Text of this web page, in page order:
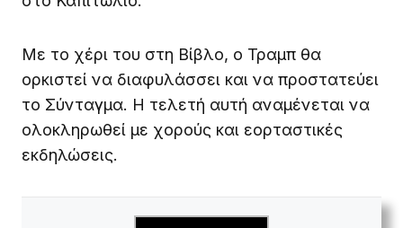
Με το χέρι του στη Βίβλο, ο Τραμπ θα
ορκιστεί να διαφυλάσσει και να προστατεύει
το Σύνταγμα. Η τελετή αυτή αναμένεται να
ολοκληρωθεί με χορούς και εορταστικές
εκδηλώσεις.